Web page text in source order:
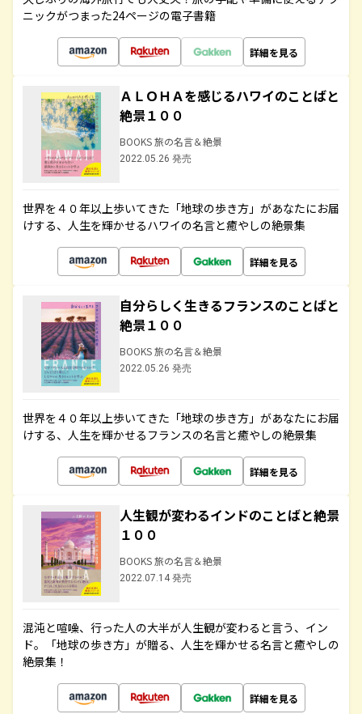
ニックがつまった24ページの電子書籍
詳細を見る
ＡＬＯＨＡを感じるハワイのことばと
絶景１００
BOOKS 旅の名言＆絶景
2022.05.26 発売
世界を４０年以上歩いてきた「地球の歩き方」があなたにお届
けする、人生を輝かせるハワイの名言と癒やしの絶景集
詳細を見る
自分らしく生きるフランスのことばと
絶景１００
BOOKS 旅の名言＆絶景
2022.05.26 発売
世界を４０年以上歩いてきた「地球の歩き方」があなたにお届
けする、人生を輝かせるフランスの名言と癒やしの絶景集
詳細を見る
人生観が変わるインドのことばと絶景
１００
BOOKS 旅の名言＆絶景
2022.07.14 発売
混沌と喧噪、行った人の大半が人生観が変わると言う、イン
ド。「地球の歩き方」が贈る、人生を輝かせる名言と癒やしの
絶景集！
詳細を見る